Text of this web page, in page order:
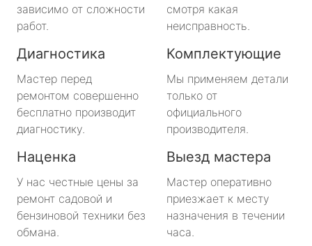
зависимо от сложности
работ.
смотря какая
неисправность.
Диагностика
Мастер перед
ремонтом совершенно
бесплатно производит
диагностику.
Комплектующие
Мы применяем детали
только от
официального
производителя.
Наценка
У нас честные цены за
ремонт садовой и
бензиновой техники без
обмана.
Выезд мастера
Мастер оперативно
приезжает к месту
назначения в течении
часа.